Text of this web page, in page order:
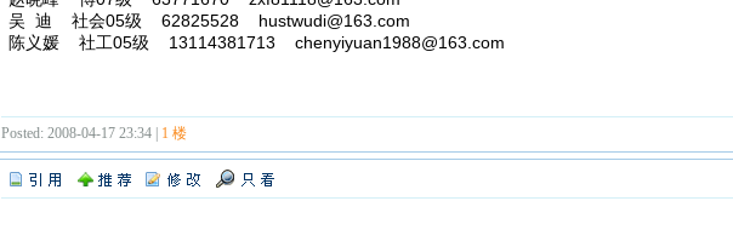
吴 迪 社会05级 62825528 hustwudi@163.com
陈义媛 社工05级 13114381713 chenyiyuan1988@163.com
Posted: 2008-04-17 23:34 | 1 楼